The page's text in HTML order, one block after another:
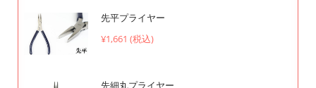
先平プライヤー
¥1,661 (税込)
先細丸プライヤー